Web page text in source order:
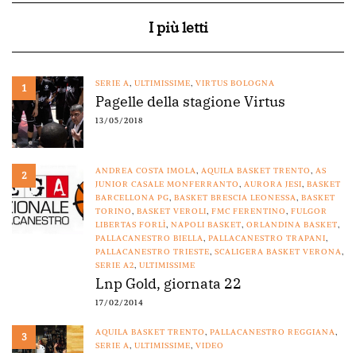
I più letti
1 SERIE A, ULTIMISSIME, VIRTUS BOLOGNA
Pagelle della stagione Virtus
13/05/2018
2 ANDREA COSTA IMOLA, AQUILA BASKET TRENTO, AS
JUNIOR CASALE MONFERRANTO, AURORA JESI, BASKET
BARCELLONA PG, BASKET BRESCIA LEONESSA, BASKET
TORINO, BASKET VEROLI, FMC FERENTINO, FULGOR
LIBERTAS FORLÌ, NAPOLI BASKET, ORLANDINA BASKET,
PALLACANESTRO BIELLA, PALLACANESTRO TRAPANI,
PALLACANESTRO TRIESTE, SCALIGERA BASKET VERONA,
SERIE A2, ULTIMISSIME
Lnp Gold, giornata 22
17/02/2014
3 AQUILA BASKET TRENTO, PALLACANESTRO REGGIANA,
SERIE A, ULTIMISSIME, VIDEO